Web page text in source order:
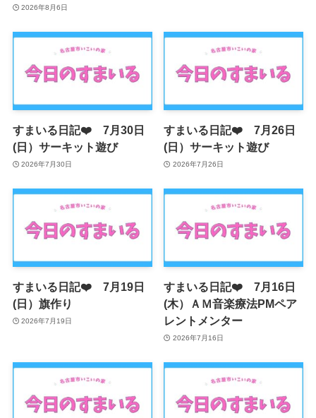
2026年8月6日
すまいる日記❤️ 7月30日
(日）サーキット遊び
2026年7月30日
すまいる日記❤️ 7月26日
(日）サーキット遊び
2026年7月26日
すまいる日記❤️ 7月19日
(日）旗作り
2026年7月19日
すまいる日記❤️ 7月16日
(木）ＡＭ音楽療法PMペア
レントメンター
2026年7月16日